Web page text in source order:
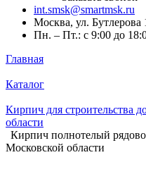
int.smsk@smartmsk.ru
Москва, ул. Бутлерова
Пн. – Пт.: с 9:00 до
Главная
Каталог
Кирпич для строительства
области
Кирпич полнотелый
Московской области